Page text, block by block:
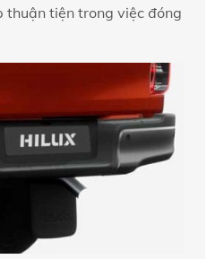
thuận tiện trong việc đóng